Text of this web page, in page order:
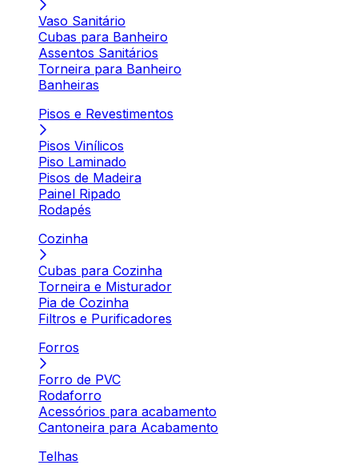
Vaso Sanitário
Cubas para Banheiro
Assentos Sanitários
Torneira para Banheiro
Banheiras
Pisos e Revestimentos
Pisos Vinílicos
Piso Laminado
Pisos de Madeira
Painel Ripado
Rodapés
Cozinha
Cubas para Cozinha
Torneira e Misturador
Pia de Cozinha
Filtros e Purificadores
Forros
Forro de PVC
Rodaforro
Acessórios para acabamento
Cantoneira para Acabamento
Telhas